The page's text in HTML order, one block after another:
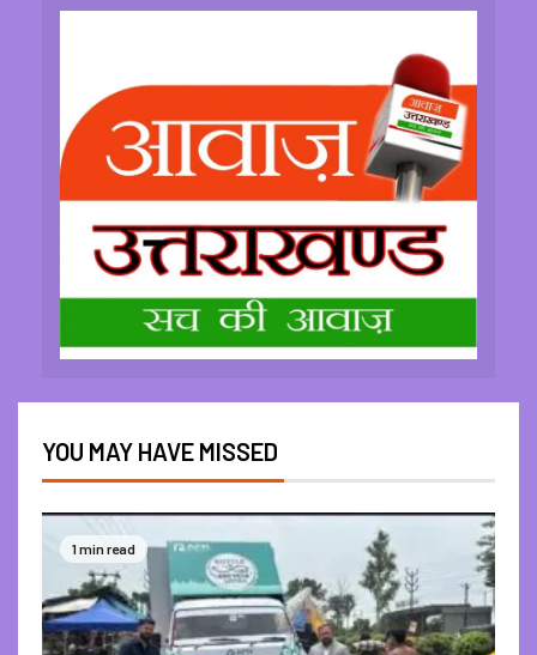
YOU MAY HAVE MISSED
1 min read